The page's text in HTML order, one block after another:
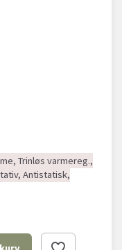
Trinløs varmereg.,
Antistatisk,